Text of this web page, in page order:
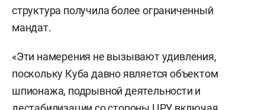
структура получила более ограниченный
мандат.
«Эти намерения не вызывают удивления,
поскольку Куба давно является объектом
шпионажа, подрывной деятельности и